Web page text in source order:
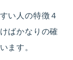
い人の特徴４
ばかなりの確
ます。